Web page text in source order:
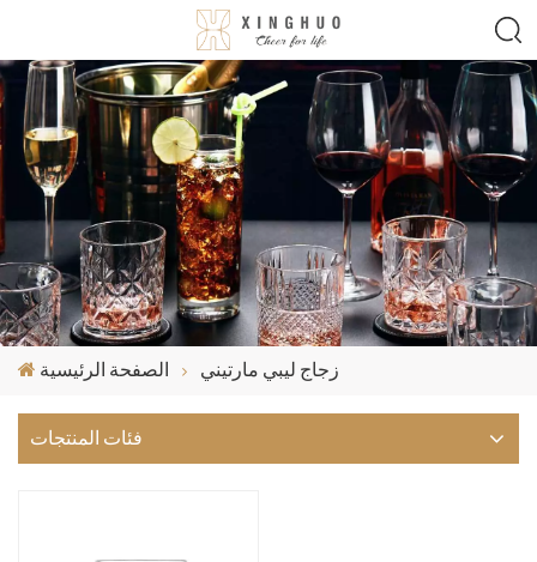
الصفحة الرئيسية زجاج ليبي مارتيني
فئات المنتجات